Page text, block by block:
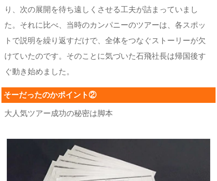
り、次の展開を待ち遠しくさせる工夫が詰まっていまし
た。それに比べ、当時のカンパニーのツアーは、各スポッ
トで説明を繰り返すだけで、全体をつなぐストーリーが欠
けていたのです。そのことに気づいた石飛社長は帰国後す
ぐ動き始めました。
そーだったのかポイント②
大人気ツアー成功の秘密は脚本